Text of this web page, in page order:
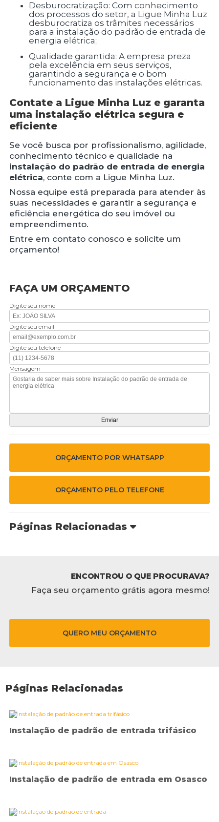
Desburocratização: Com conhecimento
dos processos do setor, a Ligue Minha Luz
desburocratiza os trâmites necessários
para a instalação do padrão de entrada de
energia elétrica;
Qualidade garantida: A empresa preza
pela excelência em seus serviços,
garantindo a segurança e o bom
funcionamento das instalações elétricas.
Contate a Ligue Minha Luz e garanta
uma instalação elétrica segura e
eficiente
Se você busca por profissionalismo, agilidade,
conhecimento técnico e qualidade na
instalação do padrão de entrada de energia
elétrica, conte com a Ligue Minha Luz.
Nossa equipe está preparada para atender às
suas necessidades e garantir a segurança e
eficiência energética do seu imóvel ou
empreendimento.
Entre em contato conosco e solicite um
orçamento!
FAÇA UM ORÇAMENTO
Digite seu nome
Digite seu email
Digite seu telefone
Mensagem
ORÇAMENTO POR WHATSAPP
ORÇAMENTO PELO TELEFONE
Páginas Relacionadas
ENCONTROU O QUE PROCURAVA?
Faça seu orçamento grátis agora mesmo!
QUERO MEU ORÇAMENTO
Páginas Relacionadas
Instalação de padrão de entrada trifásico
Instalação de padrão de entrada em Osasco